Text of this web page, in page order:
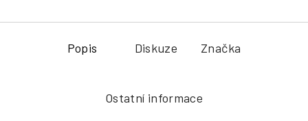
Popis Diskuze Značka
Ostatní informace